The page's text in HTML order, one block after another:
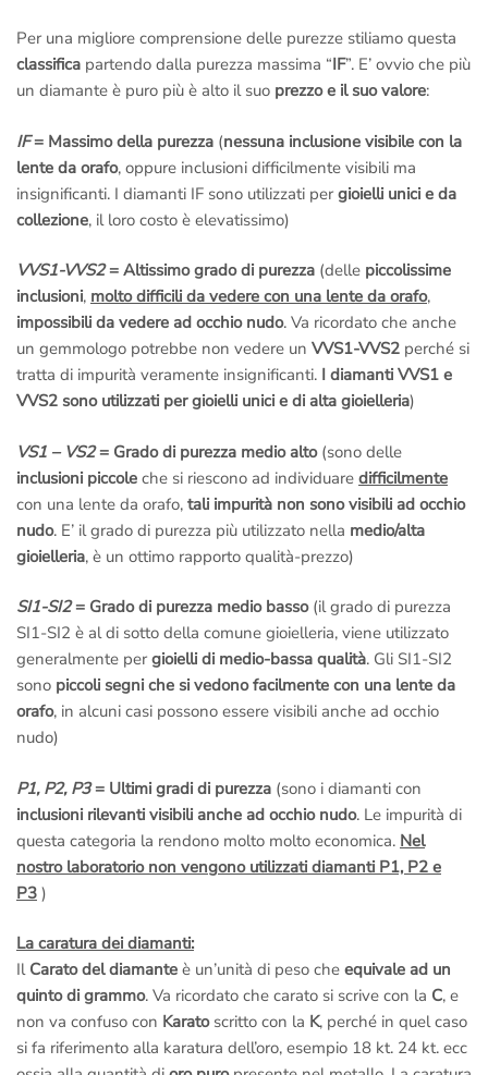
Per una migliore comprensione delle purezze stiliamo questa
classifica partendo dalla purezza massima “IF”. E’ ovvio che più
un diamante è puro più è alto il suo prezzo e il suo valore:
IF= Massimo della purezza (nessuna inclusione visibile con la
lente da orafo, oppure inclusioni difficilmente visibili ma
insignificanti. I diamanti IF sono utilizzati per gioielli unici e da
collezione, il loro costo è elevatissimo)
VVS1-VVS2= Altissimo grado di purezza (delle piccolissime
inclusioni, molto difficili da vedere con una lente da orafo,
impossibili da vedere ad occhio nudo. Va ricordato che anche
un gemmologo potrebbe non vedere un VVS1-VVS2 perché si
tratta di impurità veramente insignificanti. I diamanti VVS1 e
VVS2 sono utilizzati per gioielli unici e di alta gioielleria)
VS1 – VS2= Grado di purezza medio alto(sono delle
inclusioni piccole che si riescono ad individuare difficilmente
con una lente da orafo, tali impurità non sono visibili ad occhio
nudo. E’ il grado di purezza più utilizzato nella medio/alta
gioielleria, è un ottimo rapporto qualità-prezzo)
SI1-SI2= Grado di purezza medio basso(il grado di purezza
SI1-SI2 è al di sotto della comune gioielleria, viene utilizzato
generalmente per gioielli di medio-bassa qualità. Gli SI1-SI2
sono piccoli segni che si vedono facilmente con una lente da
orafo, in alcuni casi possono essere visibili anche ad occhio
nudo)
P1, P2, P3= Ultimi gradi di purezza (sono i diamanti con
inclusioni rilevanti visibili anche ad occhio nudo. Le impurità di
questa categoria la rendono molto molto economica. Nel
nostro laboratorio non vengono utilizzati diamanti P1, P2 e
P3 )
La caratura dei diamanti:
Il Carato del diamante è un’unità di peso che equivale ad un
quinto di grammo. Va ricordato che carato si scrive con la C, e
non va confuso con Karatoscritto con la K, perché in quel caso
si fa riferimento alla karatura dell’oro, esempio 18 kt. 24 kt. ecc